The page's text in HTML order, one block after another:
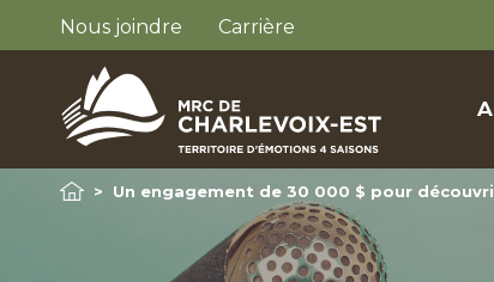
Nous joindre Carrière
> Un engagement de 30 000 $ pour